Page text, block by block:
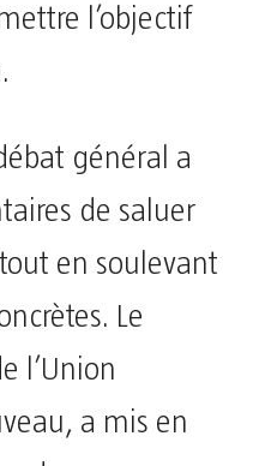
l’objectif
général a
de saluer
en soulevant
Le
l’Union
a mis en